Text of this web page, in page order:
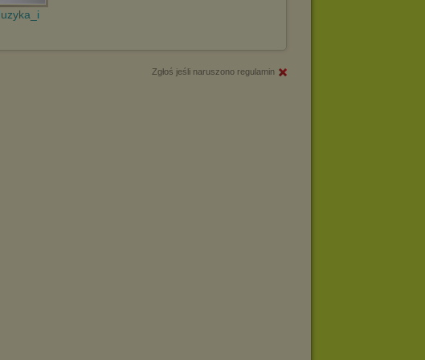
Zgłoś jeśli naruszono regulamin